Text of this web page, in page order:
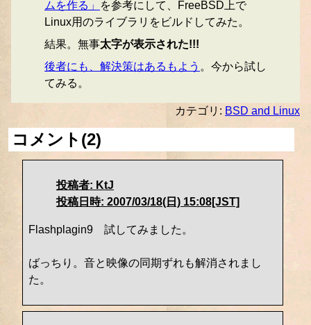
ムを作る」
を参考にして、FreeBSD上で
Linux用のライブラリをビルドしてみた。
結果。無事太字が表示された!!!
後者にも、解決策はあるもよう 。今から試し
てみる。
カテゴリ: BSD and Linux
コメント(2)
投稿者: KtJ
投稿日時: 2007/03/18(日) 15:08[JST]
Flashplagin9 試してみました。
ばっちり。音と映像の同期ずれも解消されまし
た。